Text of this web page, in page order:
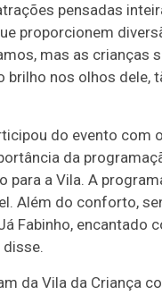
pensadas
proporcionem
mas as crianças
brilho nos olhos
do evento com
da
a Vila. A
Além do conforto,
Fabinho, encantado
disse.
da Vila da Criança